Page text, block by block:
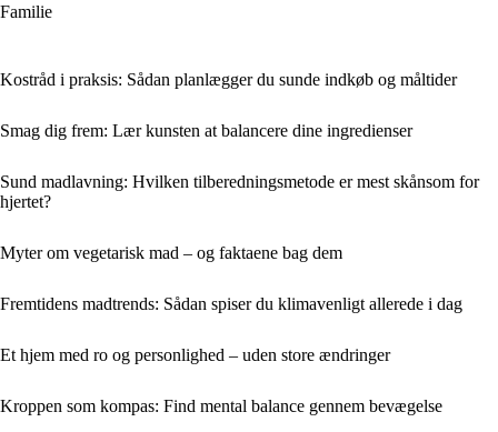
Familie
Kostråd i praksis: Sådan planlægger du sunde indkøb og måltider
Smag dig frem: Lær kunsten at balancere dine ingredienser
Sund madlavning: Hvilken tilberedningsmetode er mest skånsom for
hjertet?
Myter om vegetarisk mad – og faktaene bag dem
Fremtidens madtrends: Sådan spiser du klimavenligt allerede i dag
Et hjem med ro og personlighed – uden store ændringer
Kroppen som kompas: Find mental balance gennem bevægelse